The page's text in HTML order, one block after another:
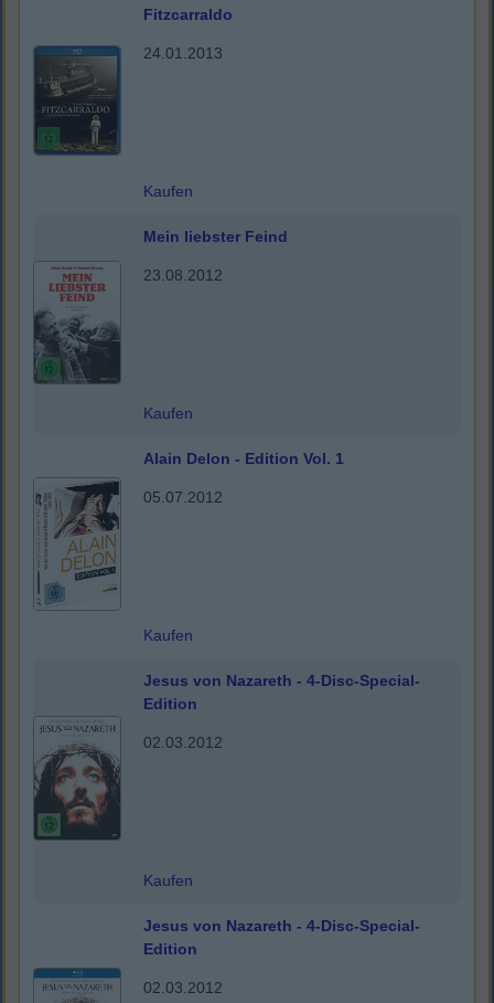
Fitzcarraldo
24.01.2013
Kaufen
Mein liebster Feind
23.08.2012
Kaufen
Alain Delon - Edition Vol. 1
05.07.2012
Kaufen
Jesus von Nazareth - 4-Disc-Special-
Edition
02.03.2012
Kaufen
Jesus von Nazareth - 4-Disc-Special-
Edition
02.03.2012